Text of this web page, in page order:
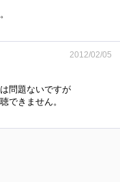
2012/02/05
問題ないですが
できません。